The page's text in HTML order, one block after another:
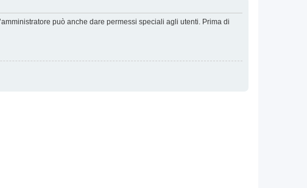
può anche dare permessi speciali agli utenti. Prima di